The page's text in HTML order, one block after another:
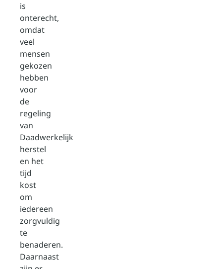
is
onterecht,
omdat
veel
mensen
gekozen
hebben
voor
de
regeling
van
Daadwerkelijk
herstel
en het
tijd
kost
om
iedereen
zorgvuldig
te
benaderen.
Daarnaast